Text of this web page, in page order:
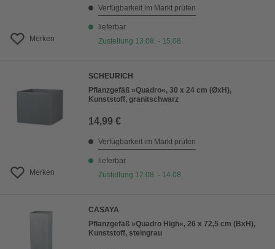
Merken
Verfügbarkeit im Markt prüfen
lieferbar
Zustellung 13.08. - 15.08.
Merken
SCHEURICH
Pflanzgefäß »Quadro«, 30 x 24 cm (ØxH),
Kunststoff, granitschwarz
14,99 €
Verfügbarkeit im Markt prüfen
lieferbar
Zustellung 12.08. - 14.08.
CASAYA
Pflanzgefäß »Quadro High«, 26 x 72,5 cm (BxH),
Kunststoff, steingrau